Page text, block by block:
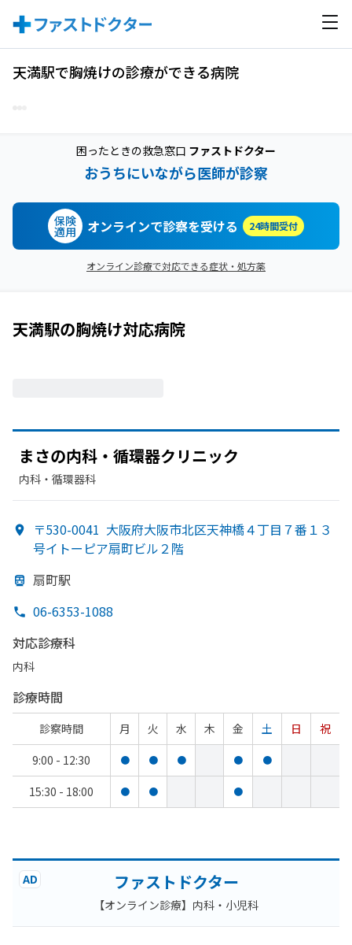
天満駅で胸焼けの診療ができる病院
困ったときの救急窓口 ファストドクター
おうちにいながら医師が診察
保険
適用 オンラインで診察を受ける 24時間受付
オンライン診療で対応できる症状・処方薬
天満駅の胸焼け対応病院
まさの内科・循環器クリニック
内科・​循環器科
〒530-0041 大阪府大阪市北区天神橋４丁目７番１３
号イトーピア扇町ビル２階
扇町駅
06-6353-1088
対応診療科
内科
診療時間
診察時間 月 火 水 木 金 土 日
祝
9:00 - 12:30
● ● ● ● ●
15:30 - 18:00 ● ● ●
AD ファストドクター
【オンライン診療】内科・小児科